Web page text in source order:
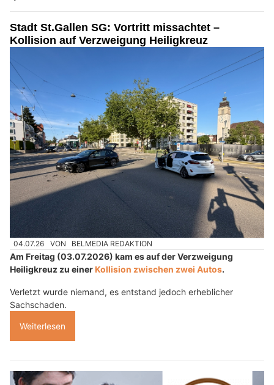
Stadt St.Gallen SG: Vortritt missachtet –
Kollision auf Verzweigung Heiligkreuz
04.07.26 VON BELMEDIA REDAKTION
Am Freitag (03.07.2026) kam es auf der Verzweigung
Heiligkreuz zu einer Kollision zwischen zwei Autos.
Verletzt wurde niemand, es entstand jedoch erheblicher
Sachschaden.
Weiterlesen